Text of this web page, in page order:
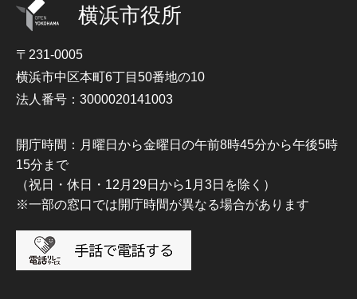
横浜市役所
〒231-0005
横浜市中区本町6丁目50番地の10
法人番号：3000020141003
開庁時間：月曜日から金曜日の午前8時45分から午後5時
15分まで
（祝日・休日・12月29日から1月3日を除く）
※一部の窓口では開庁時間が異なる場合があります